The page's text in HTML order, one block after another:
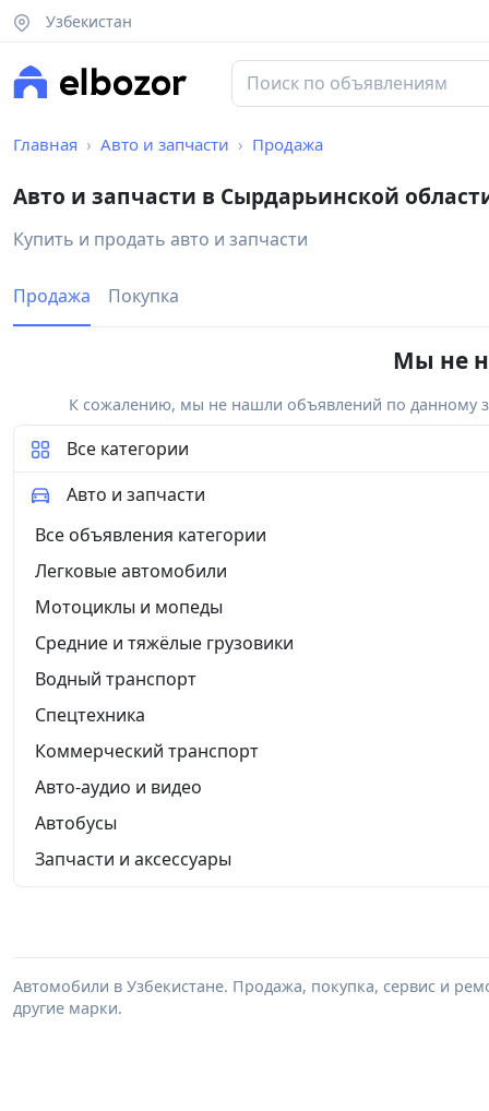
Узбекистан
Главная Авто и запчасти Продажа
Авто и запчасти в Сырдарьинской
Купить и продать авто и запчасти
Продажа Покупка
Мы не
К сожалению, мы не нашли объявлений по данному
Все категории
Авто и запчасти
Все объявления категории
Легковые автомобили
Мотоциклы и мопеды
Средние и тяжёлые грузовики
Водный транспорт
Спецтехника
Коммерческий транспорт
Авто-аудио и видео
Автобусы
Запчасти и аксессуары
Автомобили в Узбекистане. Продажа, покупка, сервис и
другие марки.